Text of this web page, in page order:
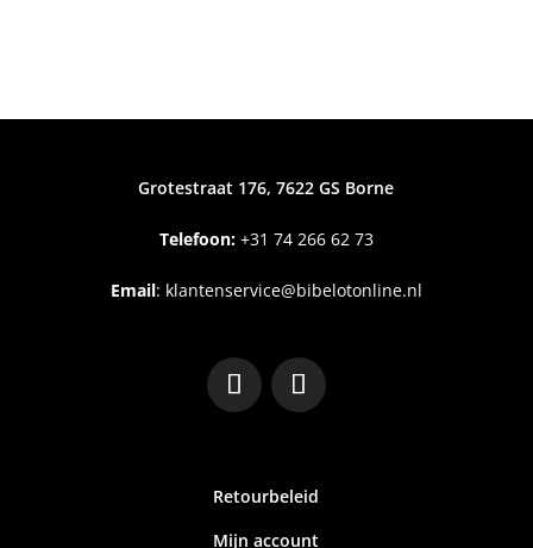
Grotestraat 176, 7622 GS Borne
Telefoon:+31 74 266 62 73
Email: klantenservice@bibelotonline.nl
Retourbeleid
Mijn account